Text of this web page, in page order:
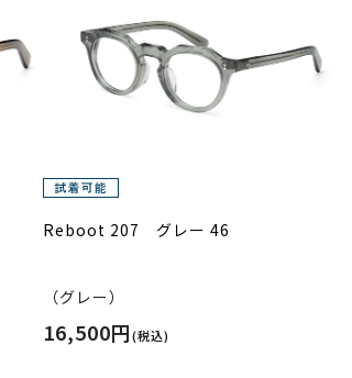
Reboot 207 グレー 46
（グレー）
16,500円(税込)